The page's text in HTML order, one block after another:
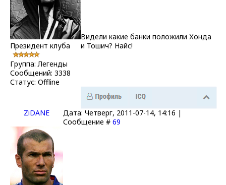
Президент клуба
Группа: Легенды
Сообщений: 3338
Статус: Offline
Видели какие банки положили Хонда
и Тошич? Найс!
ZiDANE
Дата: Четверг, 2011-07-14, 14:16 |
Сообщение # 69